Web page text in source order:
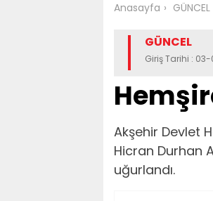
Anasayfa GÜNCEL
GÜNCEL
Giriş Tarihi :
Akşehir Devlet
Hicran Durhan
uğurlandı.